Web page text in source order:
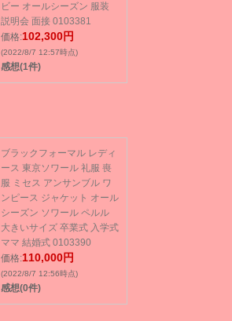
ビー オールシーズン 服装
説明会 面接 0103381
価格:102,300円
(2022/8/7 12:57時点)
感想(1件)
ブラックフォーマル レディ
ース 東京ソワール 礼服 喪
服 ミセス アンサンブル ワ
ンピース ジャケット オール
シーズン ソワール ペルル
大きいサイズ 卒業式 入学式
ママ 結婚式 0103390
価格:110,000円
(2022/8/7 12:56時点)
感想(0件)